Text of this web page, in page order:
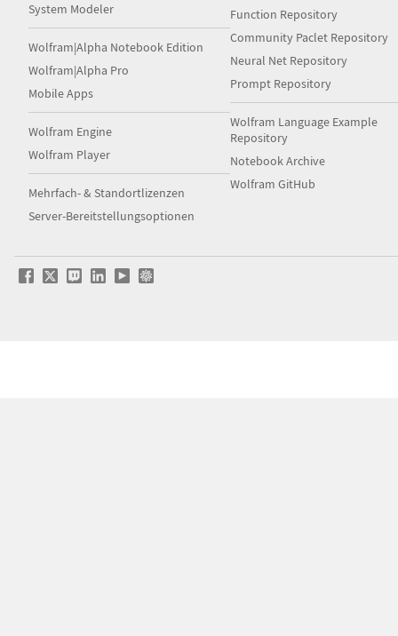
System Modeler
Wolfram|Alpha Notebook Edition
Wolfram|Alpha Pro
Mobile Apps
Wolfram Engine
Wolfram Player
Mehrfach- & Standortlizenzen
Server-Bereitstellungsoptionen
Function Repository
Community Paclet Repository
Neural Net Repository
Prompt Repository
Wolfram Language Example
Repository
Notebook Archive
Wolfram GitHub